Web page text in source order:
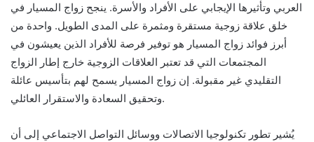
العربي وتأثيرها الإيجابي على الأفراد والأسرة. ينجح زواج المسيار في
خلق علاقة زوجية مستقرة ومثمرة على المدى الطويل. واحدة من
أبرز فوائد زواج المسيار هو توفير فرصة للأفراد الذين يعيشون في
المجتمعات التي قد تعتبر العلاقات الزوجية خارج إطار الزواج
التقليدي غير مقبولة. إن زواج المسيار يسمح لهم بتأسيس عائلة
وتحقيق السعادة والاستقرار العائلي.
يُشير تطور تكنولوجيا الاتصالات ووسائل التواصل الاجتماعي إلى أن